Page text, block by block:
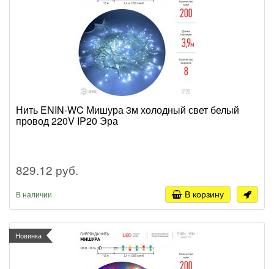
Нить ENIN-WC Мишура 3м холодный свет белый
провод 220V IP20 Эра
829.12 руб.
В наличии В корзину
Новинка